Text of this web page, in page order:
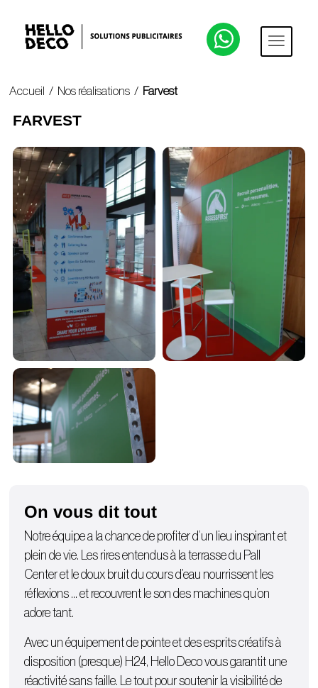
Accueil / Nos réalisations / Farvest
FARVEST
On vous dit tout
Notre équipe a la chance de profiter d’un lieu inspirant et
plein de vie. Les rires entendus à la terrasse du Pall
Center et le doux bruit du cours d’eau nourrissent les
réflexions … et recouvrent le son des machines qu’on
adore tant.
Avec un équipement de pointe et des esprits créatifs à
disposition (presque) H24, Hello Deco vous garantit une
réactivité sans faille. Le tout pour soutenir la visibilité de